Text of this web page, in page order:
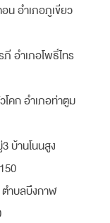
น อำเภอภูเขียว
อำเภอโพธิ์ไทร
โคก อำเภอท่าตูม
บ้านโนนสูง
ตำบลบึงกาฬ